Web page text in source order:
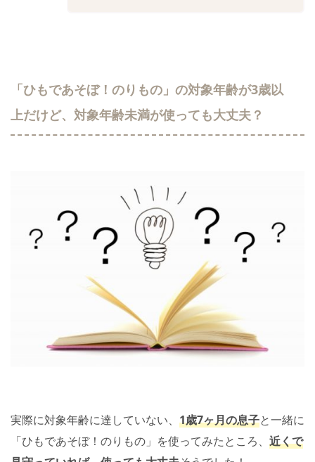
「ひもであそぼ！のりもの」の対象年齢が3歳以
上だけど、対象年齢未満が使っても大丈夫？
実際に対象年齢に達していない、 1歳7ヶ月の息子と一緒に
「ひもであそぼ！のりもの」を使ってみたところ、 近くで